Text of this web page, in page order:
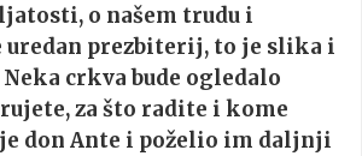
o našem trudu i
uredan prezbiterij, to je slika i
crkva bude ogledalo
za što radite i kome
don Ante i poželio im daljnji